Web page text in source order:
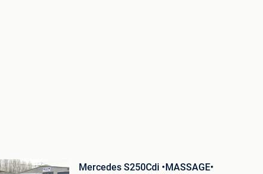
Mercedes S250Cdi •MASSAGE•